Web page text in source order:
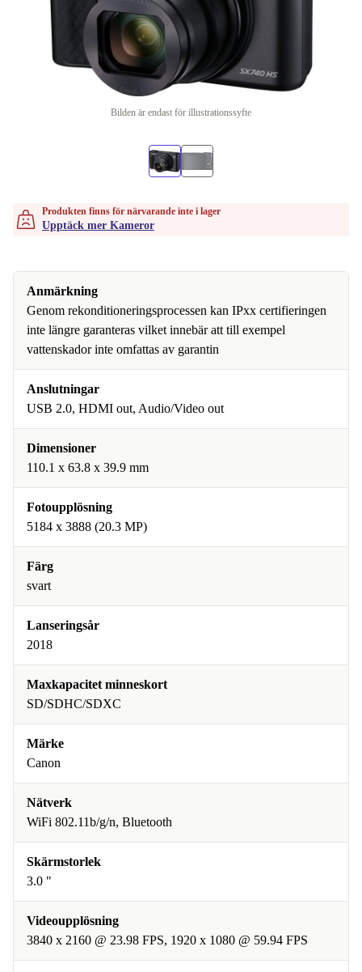
Bilden är endast för illustrationssyfte
Produkten finns för närvarande inte i lager
Upptäck mer Kameror
Anmärkning
Genom rekonditioneringsprocessen kan IPxx certifieringen
inte längre garanteras vilket innebär att till exempel
vattenskador inte omfattas av garantin
Anslutningar
USB 2.0, HDMI out, Audio/Video out
Dimensioner
110.1 x 63.8 x 39.9 mm
Fotoupplösning
5184 x 3888 (20.3 MP)
Färg
svart
Lanseringsår
2018
Maxkapacitet minneskort
SD/SDHC/SDXC
Märke
Canon
Nätverk
WiFi 802.11b/g/n, Bluetooth
Skärmstorlek
3.0 "
Videoupplösning
3840 x 2160 @ 23.98 FPS, 1920 x 1080 @ 59.94 FPS